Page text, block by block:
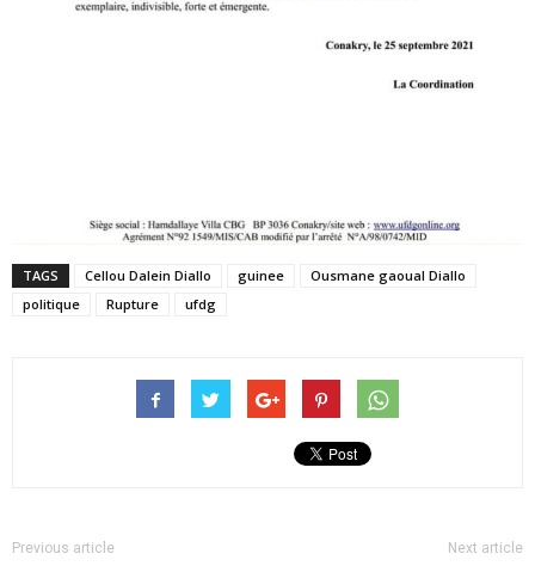
TAGS Cellou Dalein Diallo guinee
Ousmane gaoual Diallo
politique
Rupture ufdg
Previous article Next article